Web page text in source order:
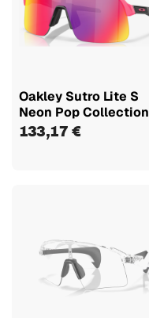
Oakley Sutro Lite S
Neon Pop Collection
Lentes...
133,17 €